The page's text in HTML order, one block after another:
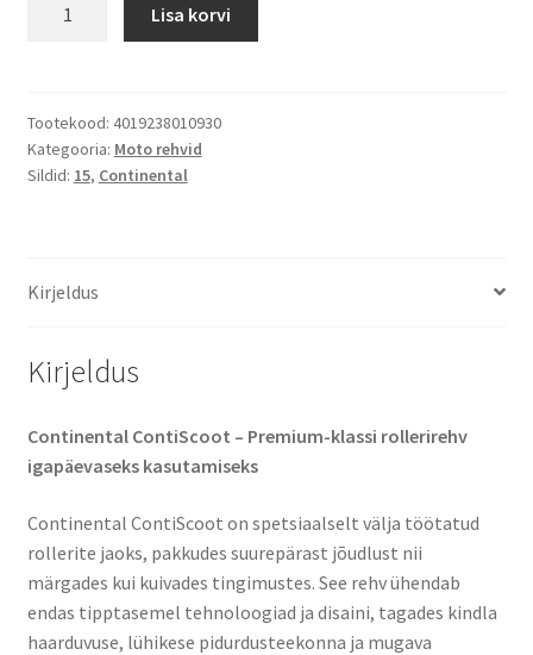
-
15
69P
Lisa korvi
Tootekood: 4019238010930
Kategooria: Moto rehvid
Sildid: 15, Continental
Kirjeldus
Kirjeldus
Continental ContiScoot – Premium-klassi rollerirehv
igapäevaseks kasutamiseks
Continental ContiScoot on spetsiaalselt välja töötatud
rollerite jaoks, pakkudes suurepärast jõudlust nii
märgades kui kuivades tingimustes. See rehv ühendab
endas tipptasemel tehnoloogiad ja disaini, tagades kindla
haarduvuse, lühikese pidurdusteekonna ja mugava